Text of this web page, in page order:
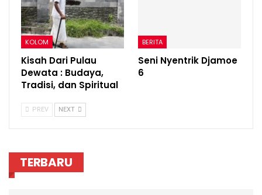
KOLOM
Kisah Dari Pulau
Dewata : Budaya,
Tradisi, dan Spiritual
BERITA
Seni Nyentrik Djamoe
6
PREV NEXT
TERBARU